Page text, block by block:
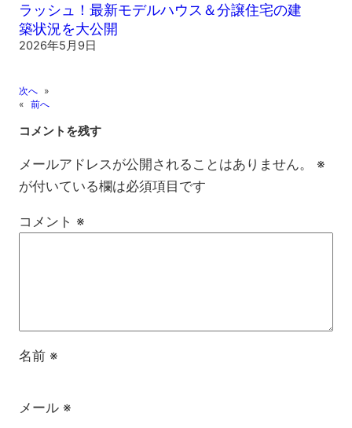
ラッシュ！最新モデルハウス＆分譲住宅の建
築状況を大公開
2026年5月9日
次へ »
«
前へ
コメントを残す
メールアドレスが公開されることはありません。
※
が付いている欄は必須項目です
コメント ※
名前 ※
メール ※